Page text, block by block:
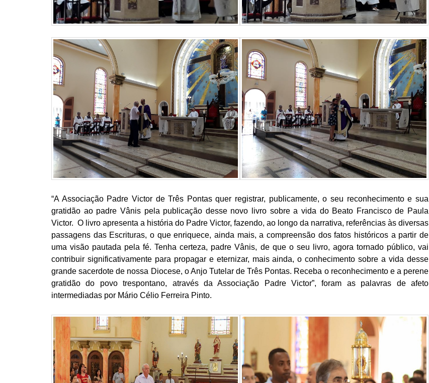
“A Associação Padre Victor de Três Pontas quer registrar, publicamente, o seu reconhecimento e sua
gratidão ao padre Vânis pela publicação desse novo livro sobre a vida do Beato Francisco de Paula
Victor. O livro apresenta a história do Padre Victor, fazendo, ao longo da narrativa, referências às diversas
passagens das Escrituras, o que enriquece, ainda mais, a compreensão dos fatos históricos a partir de
uma visão pautada pela fé. Tenha certeza, padre Vânis, de que o seu livro, agora tornado público, vai
contribuir significativamente para propagar e eternizar, mais ainda, o conhecimento sobre a vida desse
grande sacerdote de nossa Diocese, o Anjo Tutelar de Três Pontas. Receba o reconhecimento e a perene
gratidão do povo trespontano, através da Associação Padre Victor”, foram as palavras de afeto
intermediadas por Mário Célio Ferreira Pinto.